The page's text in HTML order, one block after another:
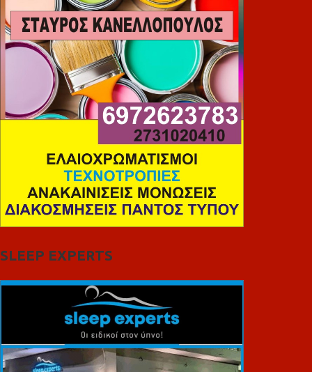
SLEEP EXPERTS